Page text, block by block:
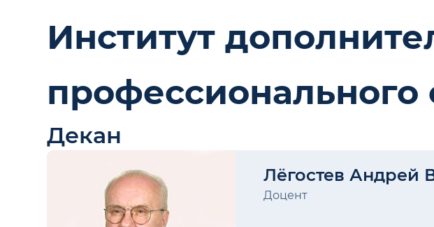
Институт
профессионального
Декан
Лёгостев Андрей
Доцент